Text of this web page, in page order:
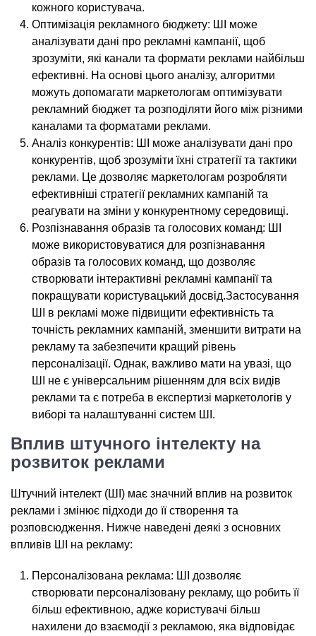
кожного користувача.
Оптимізація рекламного бюджету: ШІ може
аналізувати дані про рекламні кампанії, щоб
зрозуміти, які канали та формати реклами найбільш
ефективні. На основі цього аналізу, алгоритми
можуть допомагати маркетологам оптимізувати
рекламний бюджет та розподіляти його між різними
каналами та форматами реклами.
Аналіз конкурентів: ШІ може аналізувати дані про
конкурентів, щоб зрозуміти їхні стратегії та тактики
реклами. Це дозволяє маркетологам розробляти
ефективніші стратегії рекламних кампаній та
реагувати на зміни у конкурентному середовищі.
Розпізнавання образів та голосових команд: ШІ
може використовуватися для розпізнавання
образів та голосових команд, що дозволяє
створювати інтерактивні рекламні кампанії та
покращувати користувацький досвід.Застосування
ШІ в рекламі може підвищити ефективність та
точність рекламних кампаній, зменшити витрати на
рекламу та забезпечити кращий рівень
персоналізації. Однак, важливо мати на увазі, що
ШІ не є універсальним рішенням для всіх видів
реклами та є потреба в експертизі маркетологів у
виборі та налаштуванні систем ШІ.
Вплив штучного інтелекту на
розвиток реклами
Штучний інтелект (ШІ) має значний вплив на розвиток
реклами і змінює підходи до її створення та
розповсюдження. Нижче наведені деякі з основних
впливів ШІ на рекламу:
Персоналізована реклама: ШІ дозволяє
створювати персоналізовану рекламу, що робить її
більш ефективною, адже користувачі більш
нахилени до взаємодії з рекламою, яка відповідає